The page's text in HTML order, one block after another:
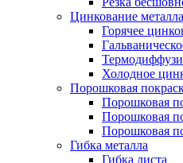
Цинкование металла
Горячее
Холодное
Порошковая
Порошковая
Порошковая
Порошковая
Гибка металла
Гибка листа